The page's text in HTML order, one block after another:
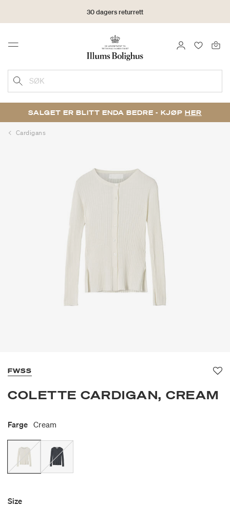
30 dagers returrett
Menu LOGG INN
SØK
SALGET ER BLITT ENDA BEDRE - KJØP HER
Cardigans
FWSS
COLETTE CARDIGAN, CREAM
Farge Cream
Size